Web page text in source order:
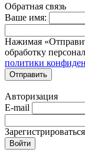
Обратная связь
Ваше имя:
Нажимая
обработку
политики
Отправить
Авторизация
E-mail
Зарегистрироваться
Войти